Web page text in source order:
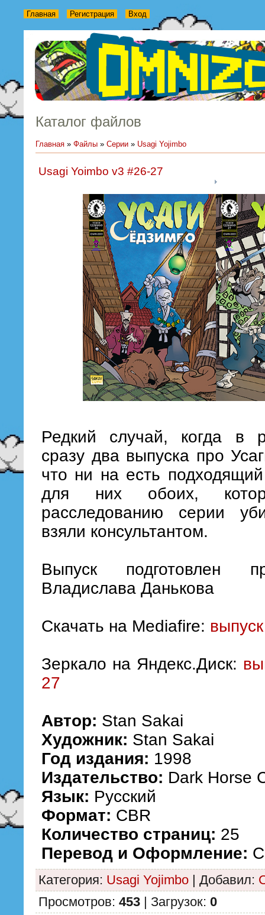
Главная Регистрация Вход
Каталог файлов
Главная » Файлы » Серии » Usagi Yojimbo
Usagi Yoimbo v3 #26-27
Редкий случай, когда в
сразу два выпуска про
что ни на есть
для них обоих,
расследованию серии
взяли консультантом.
Выпуск подготовлен
Владислава Данькова
Скачать на Mediafire:
Зеркало на Яндекс.Диск:
27
Автор: Stan Sakai
Художник: Stan Sakai
Год издания: 1998
Издательство: Dark Horse
Язык: Русский
Формат: CBR
Количество страниц: 25
Перевод и Оформление:
Категория: Usagi Yojimbo | Добавил:
Просмотров: 453 | Загрузок: 0